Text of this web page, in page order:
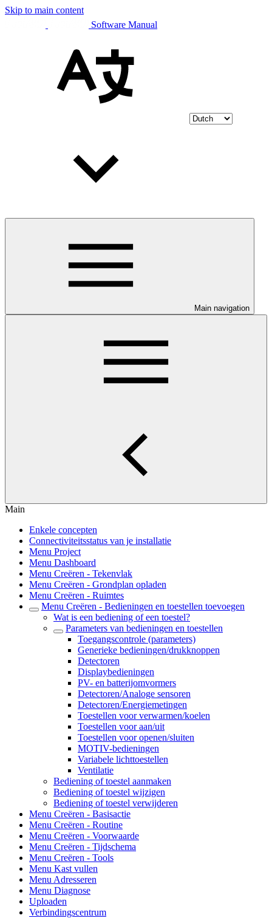
Skip to main content
Software Manual
Main navigation
Main
Enkele concepten
Connectiviteitsstatus van je installatie
Menu Project
Menu Dashboard
Menu Creëren - Tekenvlak
Menu Creëren - Grondplan opladen
Menu Creëren - Ruimtes
Menu Creëren - Bedieningen en toestellen toevoegen
Wat is een bediening of een toestel?
Parameters van bedieningen en toestellen
Toegangscontrole (parameters)
Generieke bedieningen/drukknoppen
Detectoren
Displaybedieningen
PV- en batterijomvormers
Detectoren/Analoge sensoren
Detectoren/Energiemetingen
Toestellen voor verwarmen/koelen
Toestellen voor aan/uit
Toestellen voor openen/sluiten
MOTIV-bedieningen
Variabele lichttoestellen
Ventilatie
Bediening of toestel aanmaken
Bediening of toestel wijzigen
Bediening of toestel verwijderen
Menu Creëren - Basisactie
Menu Creëren - Routine
Menu Creëren - Voorwaarde
Menu Creëren - Tijdschema
Menu Creëren - Tools
Menu Kast vullen
Menu Adresseren
Menu Diagnose
Uploaden
Verbindingscentrum